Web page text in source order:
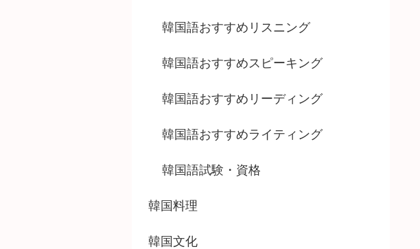
韓国語おすすめリスニング
韓国語おすすめスピーキング
韓国語おすすめリーディング
韓国語おすすめライティング
韓国語試験・資格
韓国料理
韓国文化